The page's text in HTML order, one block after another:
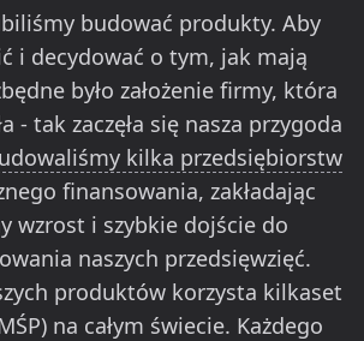
budować produkty. Aby
i decydować o tym, jak mają
było założenie firmy, która
- tak zaczęła się nasza przygoda
kilka przedsiębiorstw
finansowania, zakładając
wzrost i szybkie dojście do
naszych przedsięwzięć.
produktów korzysta kilkaset
na całym świecie. Każdego